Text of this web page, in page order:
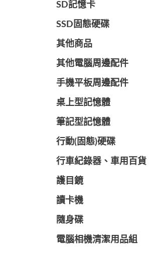
SD記憶卡
SSD固態硬碟
其他商品
其他電腦周邊配件
手機平板周邊配件
桌上型記憶體
筆記型記憶體
行動(固態)硬碟
行車紀錄器、車用百貨
護目鏡
讀卡機
隨身碟
電腦相機清潔用品組